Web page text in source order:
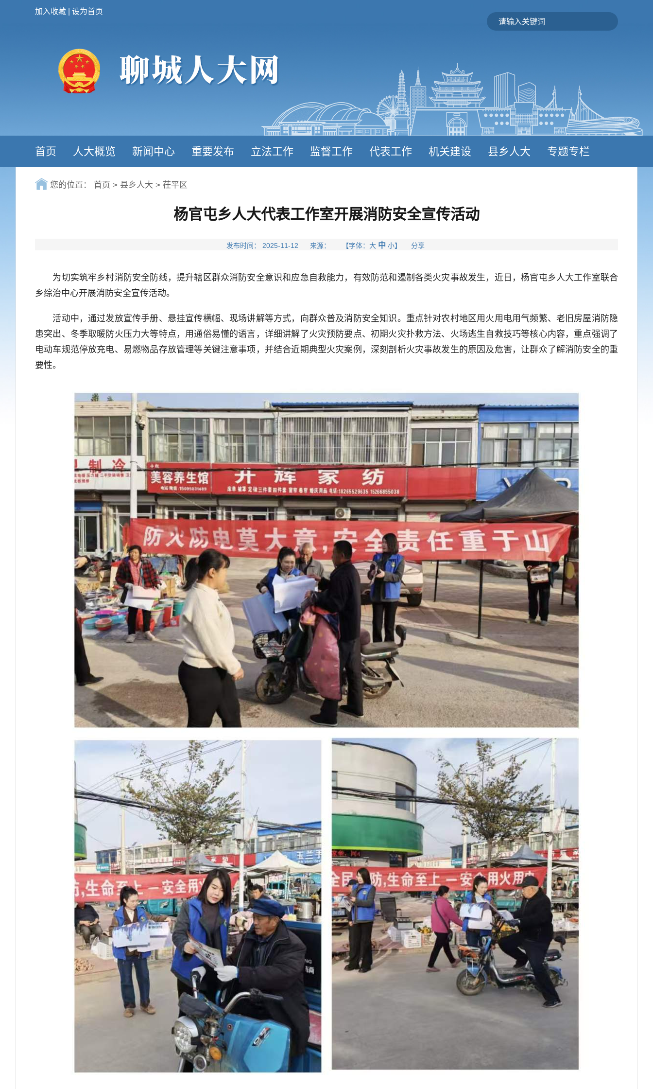
加入收藏 设为首页
首页 人大概览 新闻中心 重要发布 立法工作 监督工作 代表工作 机关建设 县乡人大 专题专栏
您的位置： 首页 > 县乡人大 > 茌平区
杨官屯乡人大代表工作室开展消防安全宣传活动
发布时间： 2025-11-12 来源： 【字体： 大 中 小】 分享
为切实筑牢乡村消防安全防线，提升辖区群众消防安全意识和应急自救能力，有效防范和遏制各类火灾事故发生，近日，杨官屯乡人大工作室联合
乡综治中心开展消防安全宣传活动。
活动中，通过发放宣传手册、悬挂宣传横幅、现场讲解等方式，向群众普及消防安全知识。重点针对农村地区用火用电用气频繁、老旧房屋消防隐
患突出、冬季取暖防火压力大等特点，用通俗易懂的语言，详细讲解了火灾预防要点、初期火灾扑救方法、火场逃生自救技巧等核心内容，重点强调了
电动车规范停放充电、易燃物品存放管理等关键注意事项，并结合近期典型火灾案例，深刻剖析火灾事故发生的原因及危害，让群众了解消防安全的重
要性。